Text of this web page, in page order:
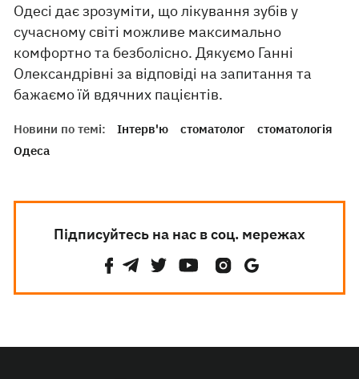
Одесі дає зрозуміти, що лікування зубів у
сучасному світі можливе максимально
комфортно та безболісно. Дякуємо Ганні
Олександрівні за відповіді на запитання та
бажаємо їй вдячних пацієнтів.
Новини по темі: Інтерв'ю стоматолог
стоматологія
Одеса
Підписуйтесь на нас в соц. мережах